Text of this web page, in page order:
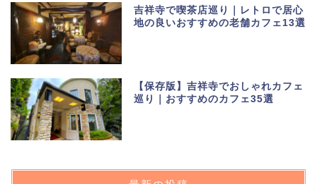
吉祥寺で喫茶店巡り｜レトロで居心
地の良いおすすめの老舗カフェ13選
【保存版】吉祥寺でおしゃれカフェ
巡り｜おすすめのカフェ35選